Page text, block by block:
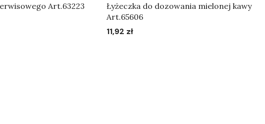
Art.63223
Łyżeczka do dozowania mielonej kawy
Art.65606
Cena
11,92 zł